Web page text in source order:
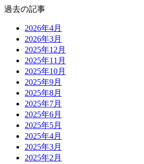
過去の記事
2026年4月
2026年3月
2025年12月
2025年11月
2025年10月
2025年9月
2025年8月
2025年7月
2025年6月
2025年5月
2025年4月
2025年3月
2025年2月